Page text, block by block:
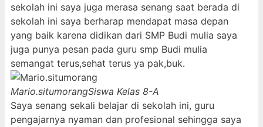
sekolah ini saya juga merasa senang saat berada di
sekolah ini saya berharap mendapat masa depan
yang baik karena didikan dari SMP Budi mulia saya
juga punya pesan pada guru smp Budi mulia
semangat terus,sehat terus ya pak,buk.
Mario.situmorangSiswa Kelas 8-A
Saya senang sekali belajar di sekolah ini, guru
pengajarnya nyaman dan profesional sehingga saya